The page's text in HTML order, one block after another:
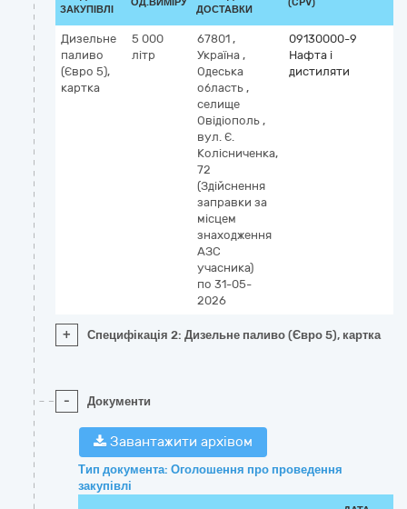
ЗАКУПІВЛІ
ДОСТАВКИ
Дизельне
паливо
(Євро 5),
картка
5 000
літр
67801 ,
Україна ,
Одеська
область ,
селище
Овідіополь ,
вул. Є.
Колісниченка,
72
(Здійснення
заправки за
місцем
знаходження
АЗС
учасника)
по 31-05-
2026
09130000-9
Нафта і
дистиляти
+ Специфікація 2: Дизельне паливо (Євро 5), картка
- Документи
Завантажити архівом
Тип документа: Оголошення про проведення
закупівлі